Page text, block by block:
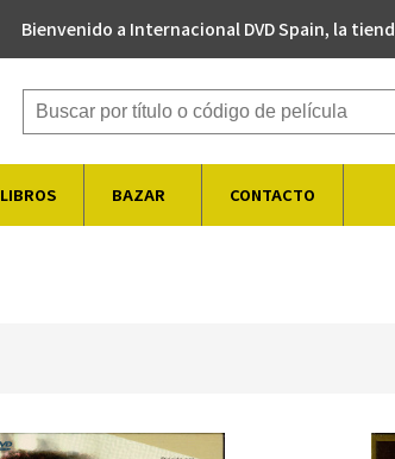
Bienvenido a Internacional DVD Spain, la
Buscador de
LIBROS BAZAR CONTACTO